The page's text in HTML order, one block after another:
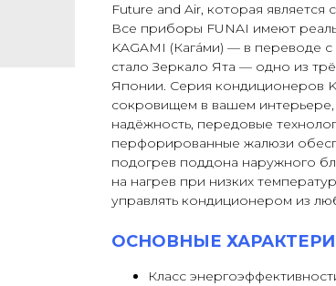
Future and Air, которая является
Все приборы FUNAI имеют
KAGAMI (Кага́ми) — в переводе
стало Зеркало Ята — одно из
Японии. Серия кондиционеров
сокровищем в вашем интерьере,
надёжность, передовые
перфорированные жалюзи
подогрев поддона наружного
на нагрев при низких
управлять кондиционером из
ОСНОВНЫЕ
Класс